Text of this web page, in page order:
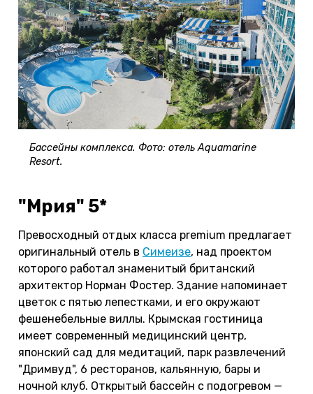
Бассейны комплекса. Фото: отель Aquamarine
Resort.
"Мрия" 5*
Превосходный отдых класса premium предлагает
оригинальный отель в Симеизе, над проектом
которого работал знаменитый британский
архитектор Норман Фостер. Здание напоминает
цветок с пятью лепестками, и его окружают
фешенебельные виллы. Крымская гостиница
имеет современный медицинский центр,
японский сад для медитаций, парк развлечений
"Дримвуд", 6 ресторанов, кальянную, бары и
ночной клуб. Открытый бассейн с подогревом —